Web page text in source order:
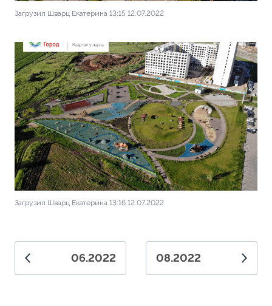
Загрузил Шварц Екатерина 13:15 12.07.2022
Загрузил Шварц Екатерина 13:16 12.07.2022
06.2022 08.2022